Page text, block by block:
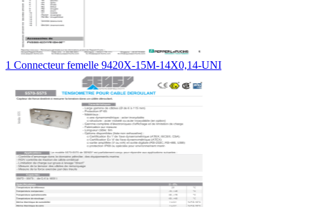
1 Connecteur femelle 9420X-15M-14X0,14-UNI